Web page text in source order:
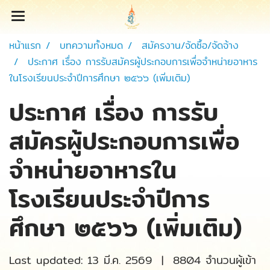
หน้าแรก บทความทั้งหมด
สมัครงาน/จัดซื้อ/จัดจ้าง
ประกาศ เรื่อง การรับสมัครผู้ประกอบการเพื่อจำหน่ายอาหาร
ในโรงเรียนประจำปีการศึกษา ๒๕๖๖ (เพิ่มเติม)
ประกาศ เรื่อง การรับ
สมัครผู้ประกอบการเพื่อ
จำหน่ายอาหารใน
โรงเรียนประจำปีการ
ศึกษา ๒๕๖๖ (เพิ่มเติม)
Last updated: 13 มี.ค. 2569 | 8804 จำนวนผู้เข้า